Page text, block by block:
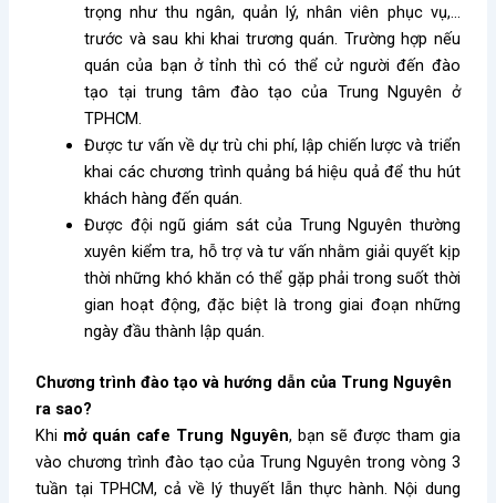
trọng như thu ngân, quản lý, nhân viên phục vụ,…
trước và sau khi khai trương quán. Trường hợp nếu
quán của bạn ở tỉnh thì có thể cử người đến đào
tạo tại trung tâm đào tạo của Trung Nguyên ở
TPHCM.
Được tư vấn về dự trù chi phí, lập chiến lược và triển
khai các chương trình quảng bá hiệu quả để thu hút
khách hàng đến quán.
Được đội ngũ giám sát của Trung Nguyên thường
xuyên kiểm tra, hỗ trợ và tư vấn nhằm giải quyết kịp
thời những khó khăn có thể gặp phải trong suốt thời
gian hoạt động, đặc biệt là trong giai đoạn những
ngày đầu thành lập quán.
Chương trình đào tạo và hướng dẫn của Trung Nguyên
ra sao?
Khi mở quán cafe Trung Nguyên, bạn sẽ được tham gia
vào chương trình đào tạo của Trung Nguyên trong vòng 3
tuần tại TPHCM, cả về lý thuyết lẫn thực hành. Nội dung